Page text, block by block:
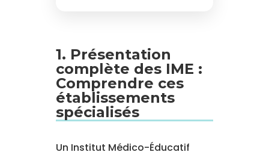
1. Présentation
complète des IME :
Comprendre ces
établissements
spécialisés
Un Institut Médico-Éducatif